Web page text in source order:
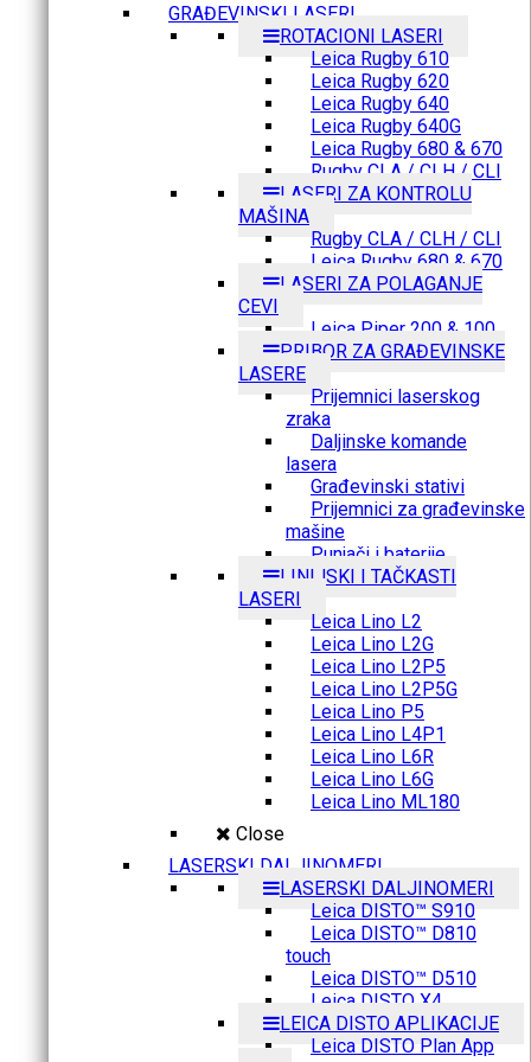
GRAĐEVINSKI LASERI
ROTACIONI LASERI
Leica Rugby 610
Leica Rugby 620
Leica Rugby 640
Leica Rugby 640G
Leica Rugby 680 & 670
Rugby CLA / CLH / CLI
LASERI ZA KONTROLU
MAŠINA
Rugby CLA / CLH / CLI
Leica Rugby 680 & 670
LASERI ZA POLAGANJE
CEVI
Leica Piper 200 & 100
PRIBOR ZA GRAĐEVINSKE
LASERE
Prijemnici laserskog
zraka
Daljinske komande
lasera
Građevinski stativi
Prijemnici za građevinske
mašine
Punjači i baterije
LINIJSKI I TAČKASTI
LASERI
Leica Lino L2
Leica Lino L2G
Leica Lino L2P5
Leica Lino L2P5G
Leica Lino P5
Leica Lino L4P1
Leica Lino L6R
Leica Lino L6G
Leica Lino ML180
Close
LASERSKI DALJINOMERI
LASERSKI DALJINOMERI
Leica DISTO™ S910
Leica DISTO™ D810
touch
Leica DISTO™ D510
Leica DISTO X4
LEICA DISTO APLIKACIJE
Leica DISTO Plan App